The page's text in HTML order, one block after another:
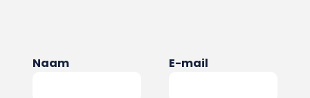
Naam E-mail